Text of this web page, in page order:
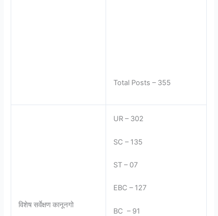
Total Posts – 355
विशेष सर्वेक्षण कानूनगो
UR – 302
SC – 135
ST – 07
EBC – 127
BC – 91